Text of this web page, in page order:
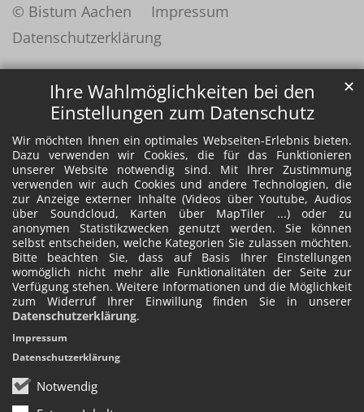
Ihre Wahlmöglichkeiten bei den
Einstellungen zum Datenschutz
Wir möchten Ihnen ein optimales Webseiten-Erlebnis bieten.
Dazu verwenden wir Cookies, die für das Funktionieren
unserer Website notwendig sind. Mit Ihrer Zustimmung
verwenden wir auch Cookies und andere Technologien, die
zur Anzeige externer Inhalte (Videos über Youtube, Audios
über Soundcloud, Karten über MapTiler ...) oder zu
anonymen Statistikzwecken genutzt werden. Sie können
selbst entscheiden, welche Kategorien Sie zulassen möchten.
Bitte beachten Sie, dass auf Basis Ihrer Einstellungen
womöglich nicht mehr alle Funktionalitäten der Seite zur
Verfügung stehen. Weitere Informationen und die Möglichkeit
zum Widerruf Ihrer Einwillung finden Sie in unserer
Datenschutzerklärung.
Notwendig
✕
Impressum
Datenschutzerklärung
© Bistum Aachen
Impressum
Datenschutzerklärung